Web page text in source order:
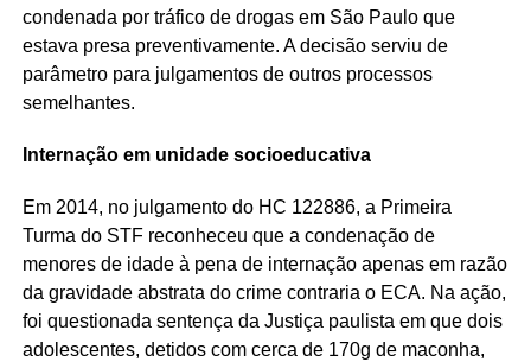
condenada por tráfico de drogas em São Paulo que
estava presa preventivamente. A decisão serviu de
parâmetro para julgamentos de outros processos
semelhantes.
Internação em unidade socioeducativa
Em 2014, no julgamento do HC 122886, a Primeira
Turma do STF reconheceu que a condenação de
menores de idade à pena de internação apenas em razão
da gravidade abstrata do crime contraria o ECA. Na ação,
foi questionada sentença da Justiça paulista em que dois
adolescentes, detidos com cerca de 170g de maconha,